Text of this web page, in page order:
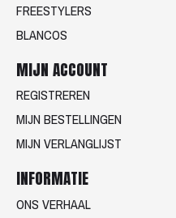
FREESTYLERS
BLANCOS
MIJN ACCOUNT
REGISTREREN
MIJN BESTELLINGEN
MIJN VERLANGLIJST
INFORMATIE
ONS VERHAAL